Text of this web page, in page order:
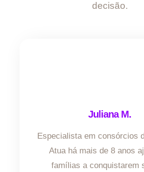
decisão.
Juliana M.
Especialista em consórcios
Atua há mais de 8 anos
famílias a conquistarem